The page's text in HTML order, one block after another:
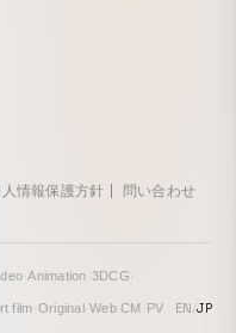
情報保護方針 問い合わせ
·Animation·3DCG·
film·Original ·Web CM · PV EN/JP